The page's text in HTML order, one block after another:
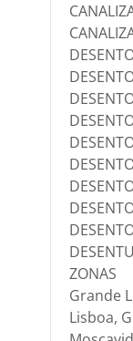
ZONAS
Grande
Lisboa,